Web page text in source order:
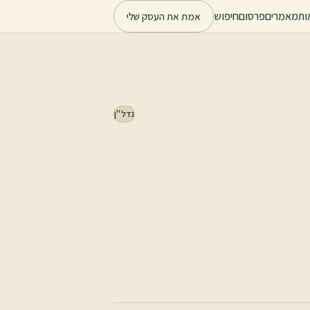
מאמריםפרסוםחיפוש אמת את העסק שלי
נדל"ן